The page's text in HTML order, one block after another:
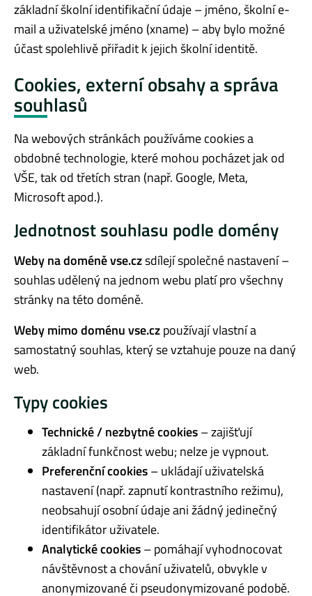
základní školní identifikační údaje – jméno, školní e-
mail a uživatelské jméno (xname) – aby bylo možné
účast spolehlivě přiřadit k jejich školní identitě.
Cookies, externí obsahy a správa
souhlasů
Na webových stránkách používáme cookies a
obdobné technologie, které mohou pocházet jak od
VŠE, tak od třetích stran (např. Google, Meta,
Microsoft apod.).
Jednotnost souhlasu podle domény
Weby na doméně vse.czsdílejí společné nastavení –
souhlas udělený na jednom webu platí pro všechny
stránky na této doméně.
Weby mimo doménu vse.czpoužívají vlastní a
samostatný souhlas, který se vztahuje pouze na daný
web.
Typy cookies
Technické / nezbytné cookies– zajišťují
základní funkčnost webu; nelze je vypnout.
Preferenční cookies– ukládají uživatelská
nastavení (např. zapnutí kontrastního režimu),
neobsahují osobní údaje ani žádný jedinečný
identifikátor uživatele.
Analytické cookies– pomáhají vyhodnocovat
návštěvnost a chování uživatelů, obvykle v
anonymizované či pseudonymizované podobě.